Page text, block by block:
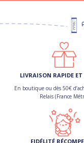
LIVRAISON RAPIDE ET
En boutique ou dès 50€
Relais (France
FIDÉLITÉ